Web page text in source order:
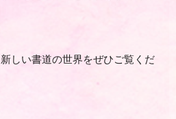
しい書道の世界をぜひご覧くだ